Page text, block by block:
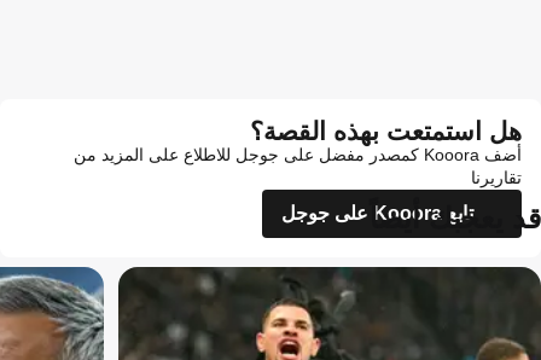
هل استمتعت بهذه القصة؟
أضف Kooora كمصدر مفضل على جوجل للاطلاع على المزيد من
تقاريرنا
تابع Kooora على جوجل
قد يعجبك أيضاً